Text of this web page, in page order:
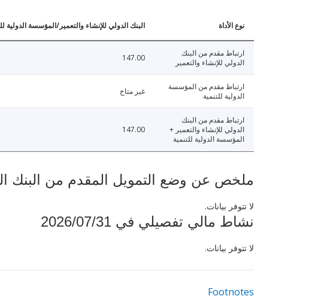
نوع الأداة البنك الدولي للإنشاء والتعمير/المؤسسة الدولية
ارتباط مقدم من البنك
الدولي للإنشاء والتعمير
147.00
ارتباط مقدم من المؤسسة
الدولية للتنمية
غير متاح
ارتباط مقدم من البنك
الدولي للإنشاء والتعمير +
المؤسسة الدولية للتنمية
147.00
ملخص عن وضع التمويل المقدم من البنك الدولي
لا تتوفر بيانات.
نشاط مالي تفصيلي في 2026/07/31
لا تتوفر بيانات.
Footnotes